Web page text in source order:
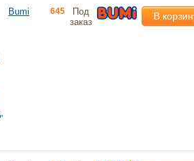
Bumi 645
Под
заказ
В